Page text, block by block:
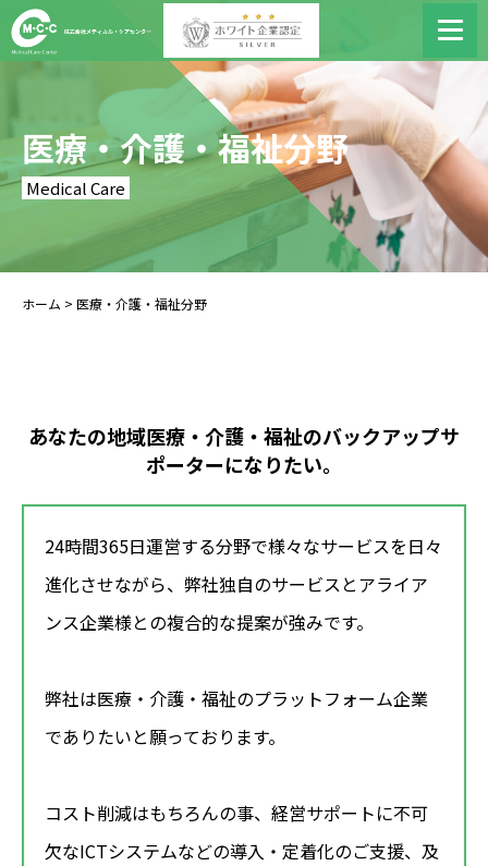
医療・介護・福祉分野
Medical Care
ホーム > 医療・介護・福祉分野
あなたの地域医療・介護・福祉のバックアップサ
ポーターになりたい。
24時間365日運営する分野で様々なサービスを日々
進化させながら、弊社独自のサービスとアライア
ンス企業様との複合的な提案が強みです。
弊社は医療・介護・福祉のプラットフォーム企業
でありたいと願っております。
コスト削減はもちろんの事、経営サポートに不可
欠なICTシステムなどの導入・定着化のご支援、及